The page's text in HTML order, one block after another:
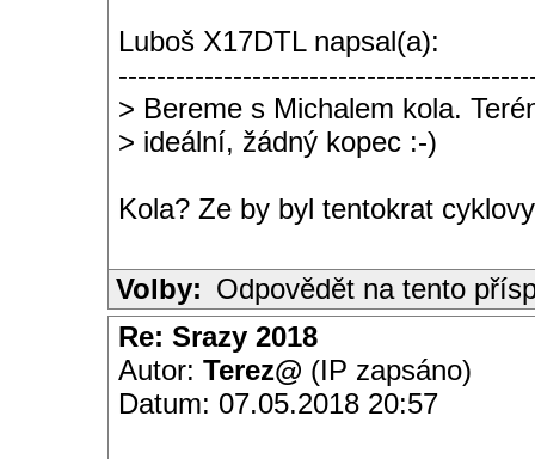
Luboš X17DTL napsal(a):
> Bereme s Michalem kola.
> ideální, žádný kopec :-)
Kola? Ze by byl tentokrat
Volby: Odpovědět na tento
Re: Srazy 2018
Autor: Terez@ (IP zapsáno)
Datum: 07.05.2018 20:57